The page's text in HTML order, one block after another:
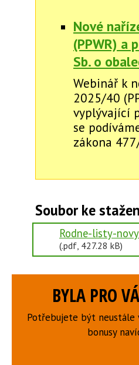
Nové
(PPWR) a
Sb. o
Webinář k
2025/40
vyplývající
se
zákona
Soubor ke
Rodne-listy-
(.pdf, 427.28 kB)
BYLA PRO
Potřebujete být neustále
bonusy